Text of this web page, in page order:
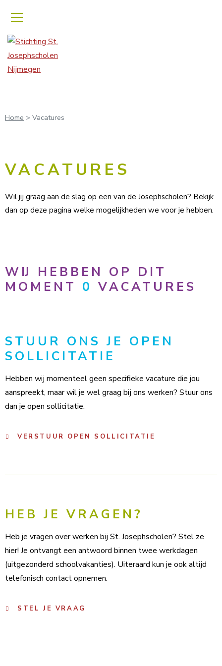
Home > Vacatures
VACATURES
Wil jij graag aan de slag op een van de Josephscholen? Bekijk
dan op deze pagina welke mogelijkheden we voor je hebben.
WIJ HEBBEN OP DIT
MOMENT 0 VACATURES
STUUR ONS JE OPEN
SOLLICITATIE
Hebben wij momenteel geen specifieke vacature die jou
aanspreekt, maar wil je wel graag bij ons werken? Stuur ons
dan je open sollicitatie.
VERSTUUR OPEN SOLLICITATIE
HEB JE VRAGEN?
Heb je vragen over werken bij St. Josephscholen? Stel ze
hier! Je ontvangt een antwoord binnen twee werkdagen
(uitgezonderd schoolvakanties). Uiteraard kun je ook altijd
telefonisch contact opnemen.
STEL JE VRAAG